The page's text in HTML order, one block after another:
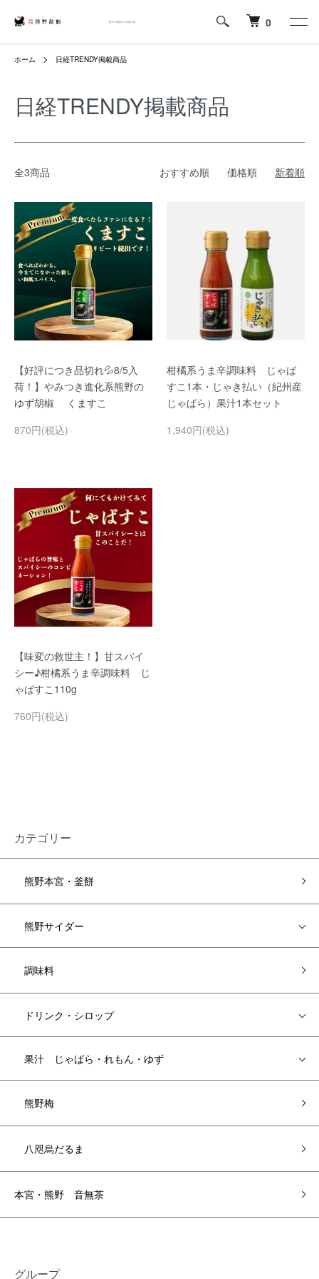
0
ホーム 日経TRENDY掲載商品
日経TRENDY掲載商品
全3商品 おすすめ順 価格順 新着順
【好評につき品切れ💦8/5入
荷！】やみつき進化系熊野の
ゆず胡椒 くますこ
870円(税込)
柑橘系うま辛調味料 じゃば
すこ1本・じゃき払い（紀州産
じゃばら）果汁1本セット
1,940円(税込)
【味変の救世主！】甘スパイ
シー♪柑橘系うま辛調味料 じ
ゃばすこ110g
760円(税込)
カテゴリー
熊野本宮・釜餅
熊野サイダー
調味料
ドリンク・シロップ
果汁 じゃばら・れもん・ゆず
熊野梅
八咫烏だるま
本宮・熊野 音無茶
グループ